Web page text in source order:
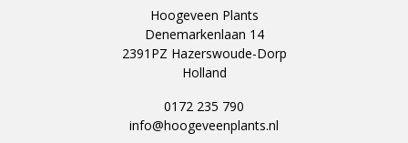
Hoogeveen Plants
Denemarkenlaan 14
2391PZ Hazerswoude-Dorp
Holland
0172 235 790
info@hoogeveenplants.nl